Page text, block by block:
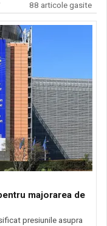
88 articole gasite
majorarea de
presiunile asupra